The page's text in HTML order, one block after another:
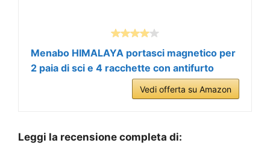
Menabo HIMALAYA portasci magnetico per
2 paia di sci e 4 racchette con antifurto
Vedi offerta su Amazon
Leggi la recensione completa di: